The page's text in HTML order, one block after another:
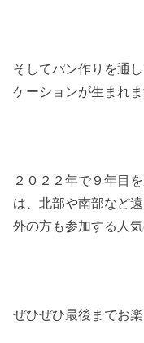
そしてパン作りを通
ケーションが生まれま
２０２２年で９年目
は、北部や南部など
外の方も参加する人
ぜひぜひ最後までお